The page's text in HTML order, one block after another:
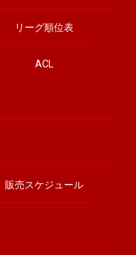
リーグ順位表
ACL
販売スケジュール